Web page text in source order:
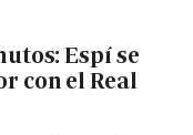
Espí se
con el Real